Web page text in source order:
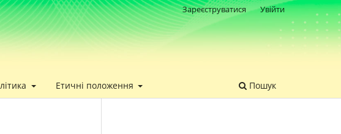
Етичні положення Пошук
Зареєструватися Увійти